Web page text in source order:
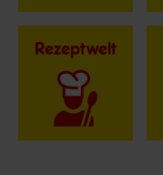
Rezeptwelt